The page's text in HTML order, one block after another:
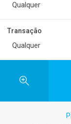
Qualquer
Transação
Qualquer